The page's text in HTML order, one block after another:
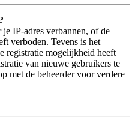
IP-adres verbannen, of de
verboden. Tevens is het
registratie mogelijkheid heeft
van nieuwe gebruikers te
met de beheerder voor verdere